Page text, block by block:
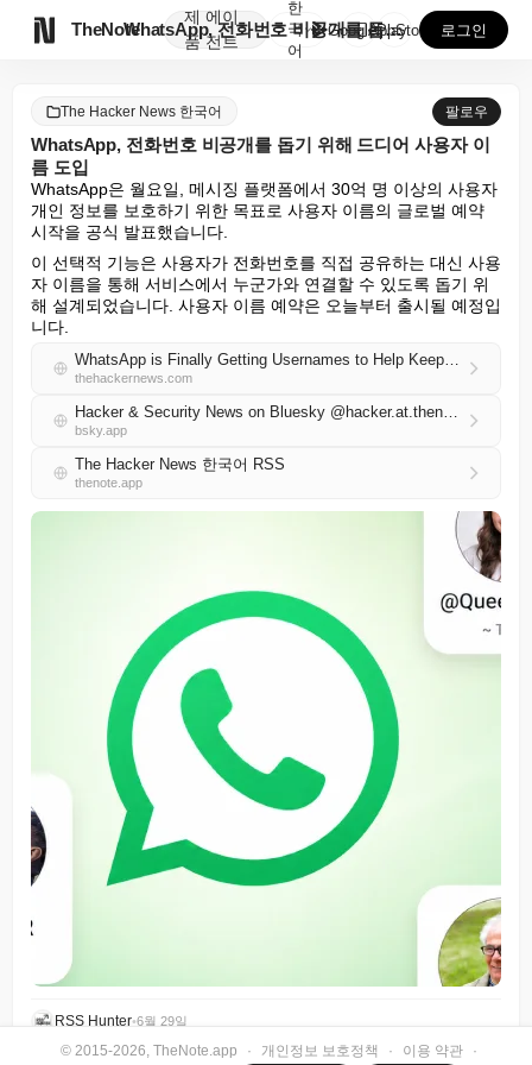
TheNote
제
품
에이
전트
WhatsApp, 전화번호 비공개를 돕기 위해 드디어 ...
한
국
어
GooglePlay
AppStore 로그인
The Hacker News 한국어 팔로우
WhatsApp, 전화번호 비공개를 돕기 위해 드디어 사용자 이
름 도입
WhatsApp은 월요일, 메시징 플랫폼에서 30억 명 이상의 사용자
개인 정보를 보호하기 위한 목표로 사용자 이름의 글로벌 예약
시작을 공식 발표했습니다.
이 선택적 기능은 사용자가 전화번호를 직접 공유하는 대신 사용
자 이름을 통해 서비스에서 누군가와 연결할 수 있도록 돕기 위
해 설계되었습니다. 사용자 이름 예약은 오늘부터 출시될 예정입
니다.
WhatsApp is Finally Getting Usernames to Help Keep Phone Numbers Private
thehackernews.com
Hacker & Security News on Bluesky @hacker.at.thenote.app
bsky.app
The Hacker News 한국어 RSS
thenote.app
RSS Hunter•6월 29일
© 2015-2026, TheNote.app · 개인정보 보호정책 · 이용 약관 ·